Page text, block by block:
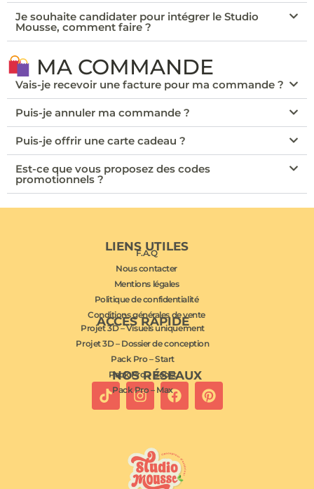
Je souhaite candidater pour intégrer le Studio
Mousse, comment faire ?
MA COMMANDE
Vais-je recevoir une facture pour ma commande ?
Puis-je annuler ma commande ?
Puis-je offrir une carte cadeau ?
Est-ce que vous proposez des codes
promotionnels ?
NOS RÉSEAUX
ACCÈS RAPIDE
Projet 3D – Visuels uniquement
Projet 3D – Dossier de conception
Pack Pro – Start
Pack Pro – Boost
Pack Pro – Max
LIENS UTILES
F.A.Q
Nous contacter
Mentions légales
Politique de confidentialité
Conditions générales de vente